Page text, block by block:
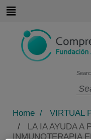
content
Home / VIRTUAL
/
LA IA AYUDA A
INMUNOTERAPIA